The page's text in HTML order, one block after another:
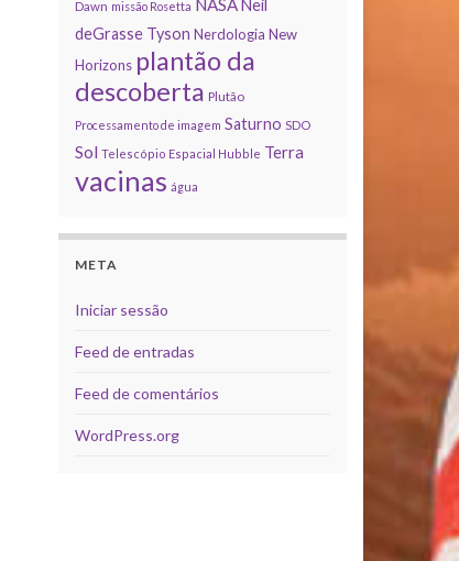
Dawn missão Rosetta NASA Neil
deGrasse Tyson Nerdologia New
Horizons plantão da
descoberta Plutão
Processamento de imagem Saturno SDO
Sol Telescópio Espacial Hubble Terra
vacinas água
META
Iniciar sessão
Feed de entradas
Feed de comentários
WordPress.org